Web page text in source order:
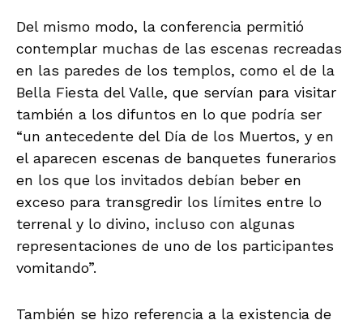
Del mismo modo, la conferencia permitió
contemplar muchas de las escenas recreadas
en las paredes de los templos, como el de la
Bella Fiesta del Valle, que servían para visitar
también a los difuntos en lo que podría ser
“un antecedente del Día de los Muertos, y en
el aparecen escenas de banquetes funerarios
en los que los invitados debían beber en
exceso para transgredir los límites entre lo
terrenal y lo divino, incluso con algunas
representaciones de uno de los participantes
vomitando”.
También se hizo referencia a la existencia de